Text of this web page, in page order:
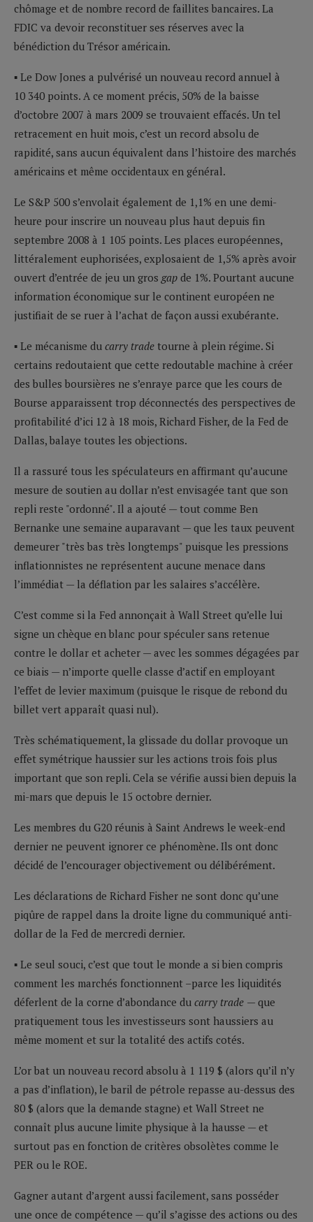
chômage et de nombre record de faillites bancaires. La
FDIC va devoir reconstituer ses réserves avec la
bénédiction du Trésor américain.
▪ Le Dow Jones a pulvérisé un nouveau record annuel à
10 340 points. A ce moment précis, 50% de la baisse
d’octobre 2007 à mars 2009 se trouvaient effacés. Un tel
retracement en huit mois, c’est un record absolu de
rapidité, sans aucun équivalent dans l’histoire des marchés
américains et même occidentaux en général.
Le S&P 500 s’envolait également de 1,1% en une demi-
heure pour inscrire un nouveau plus haut depuis fin
septembre 2008 à 1 105 points. Les places européennes,
littéralement euphorisées, explosaient de 1,5% après avoir
ouvert d’entrée de jeu un gros gap de 1%. Pourtant aucune
information économique sur le continent européen ne
justifiait de se ruer à l’achat de façon aussi exubérante.
▪ Le mécanisme du carry trade tourne à plein régime. Si
certains redoutaient que cette redoutable machine à créer
des bulles boursières ne s’enraye parce que les cours de
Bourse apparaissent trop déconnectés des perspectives de
profitabilité d’ici 12 à 18 mois, Richard Fisher, de la Fed de
Dallas, balaye toutes les objections.
Il a rassuré tous les spéculateurs en affirmant qu’aucune
mesure de soutien au dollar n’est envisagée tant que son
repli reste "ordonné". Il a ajouté — tout comme Ben
Bernanke une semaine auparavant — que les taux peuvent
demeurer "très bas très longtemps" puisque les pressions
inflationnistes ne représentent aucune menace dans
l’immédiat — la déflation par les salaires s’accélère.
C’est comme si la Fed annonçait à Wall Street qu’elle lui
signe un chèque en blanc pour spéculer sans retenue
contre le dollar et acheter — avec les sommes dégagées par
ce biais — n’importe quelle classe d’actif en employant
l’effet de levier maximum (puisque le risque de rebond du
billet vert apparaît quasi nul).
Très schématiquement, la glissade du dollar provoque un
effet symétrique haussier sur les actions trois fois plus
important que son repli. Cela se vérifie aussi bien depuis la
mi-mars que depuis le 15 octobre dernier.
Les membres du G20 réunis à Saint Andrews le week-end
dernier ne peuvent ignorer ce phénomène. Ils ont donc
décidé de l’encourager objectivement ou délibérément.
Les déclarations de Richard Fisher ne sont donc qu’une
piqûre de rappel dans la droite ligne du communiqué anti-
dollar de la Fed de mercredi dernier.
▪ Le seul souci, c’est que tout le monde a si bien compris
comment les marchés fonctionnent –parce les liquidités
déferlent de la corne d’abondance du carry trade — que
pratiquement tous les investisseurs sont haussiers au
même moment et sur la totalité des actifs cotés.
L’or bat un nouveau record absolu à 1 119 $ (alors qu’il n’y
a pas d’inflation), le baril de pétrole repasse au-dessus des
80 $ (alors que la demande stagne) et Wall Street ne
connaît plus aucune limite physique à la hausse — et
surtout pas en fonction de critères obsolètes comme le
PER ou le ROE.
Gagner autant d’argent aussi facilement, sans posséder
une once de compétence — qu’il s’agisse des actions ou des